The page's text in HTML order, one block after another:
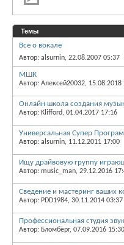
Темы
Все о вокале
Автор: alsurnin, 22.08.2007 05:37
МШК
Автор: Алексей20032, 15.08.2018
Онлайн школа создания
Автор: Klifford, 01.04.2017 17:16
Универсальная Супер
Автор: alsurnin, 11.12.2011 17:00
Ищу драйвовую группу
Автор: music_man, 29.12.2016
Сведение и мастеринг ваших
Автор: PDD1984, 30.11.2014 03:37
Профессиональная студия
Автор: Бломберг, 07.09.2016 15:30